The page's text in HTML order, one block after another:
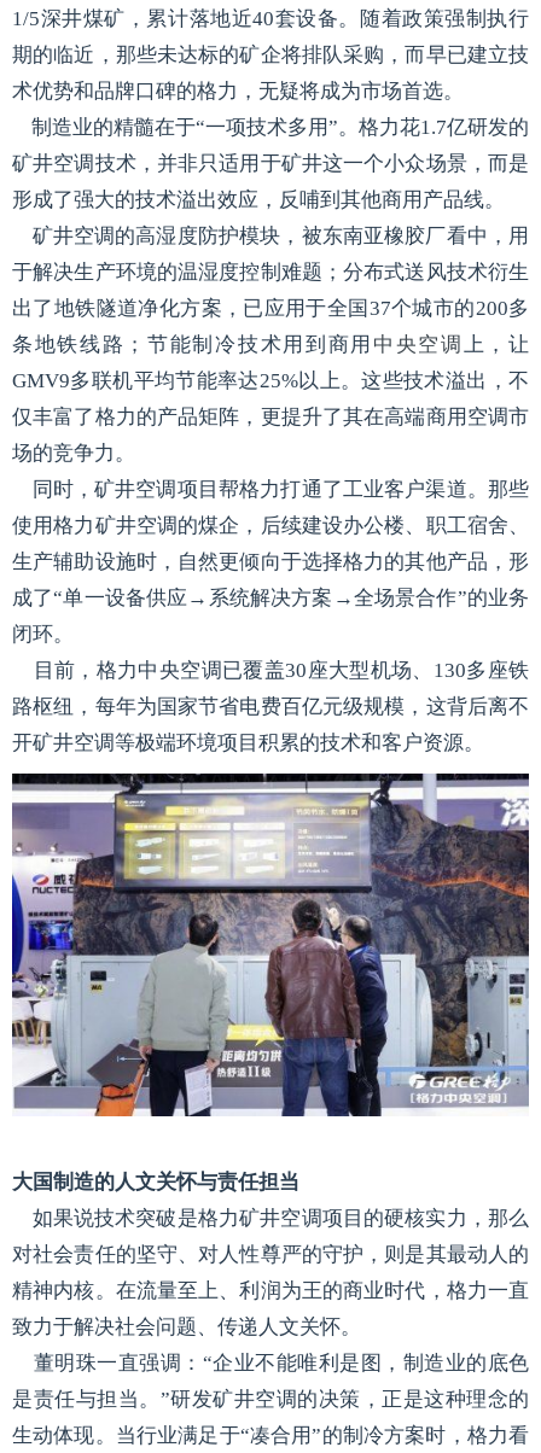
1/5深井煤矿，累计落地近40套设备。随着政策强制执行
期的临近，那些未达标的矿企将排队采购，而早已建立技
术优势和品牌口碑的格力，无疑将成为市场首选。
制造业的精髓在于“一项技术多用”。格力花1.7亿研发的
矿井空调技术，并非只适用于矿井这一个小众场景，而是
形成了强大的技术溢出效应，反哺到其他商用产品线。
矿井空调的高湿度防护模块，被东南亚橡胶厂看中，用
于解决生产环境的温湿度控制难题；分布式送风技术衍生
出了地铁隧道净化方案，已应用于全国37个城市的200多
条地铁线路；节能制冷技术用到商用 中央空调 上，让
GMV9多联机平均节能率达25%以上。这些技术溢出，不
仅丰富了格力的产品矩阵，更提升了其在高端商用空调市
场的竞争力。
同时，矿井空调项目帮格力打通了工业客户渠道。那些
使用格力矿井空调的煤企，后续建设办公楼、职工宿舍、
生产辅助设施时，自然更倾向于选择格力的其他产品，形
成了“单一设备供应→系统解决方案→全场景合作”的业务
闭环。
目前，格力中央空调已覆盖30座大型机场、130多座铁
路枢纽，每年为国家节省电费百亿元级规模，这背后离不
开矿井空调等极端环境项目积累的技术和客户资源。
大国制造的人文关怀与责任担当
如果说技术突破是格力矿井空调项目的硬核实力，那么
对社会责任的坚守、对人性尊严的守护，则是其最动人的
精神内核。在流量至上、利润为王的商业时代，格力一直
致力于解决社会问题、传递人文关怀。
董明珠一直强调：“企业不能唯利是图，制造业的底色
是责任与担当。”研发矿井空调的决策，正是这种理念的
生动体现。当行业满足于“凑合用”的制冷方案时，格力看